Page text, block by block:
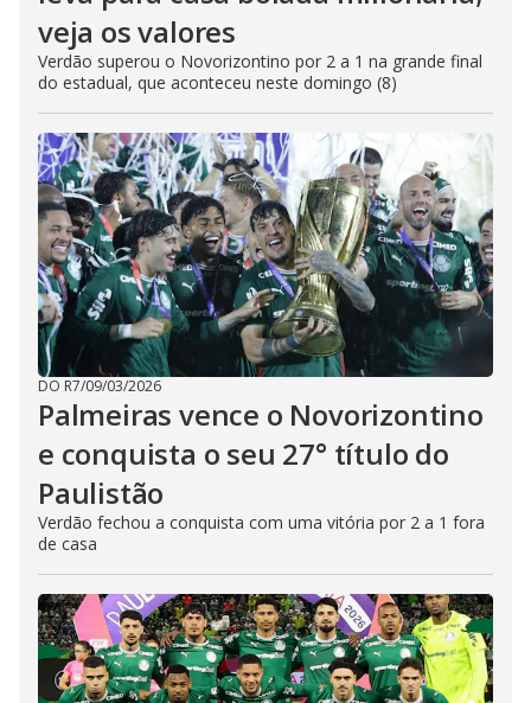
veja os valores
Verdão superou o Novorizontino por 2 a 1 na grande final
do estadual, que aconteceu neste domingo (8)
DO R7/09/03/2026
Palmeiras vence o Novorizontino
e conquista o seu 27° título do
Paulistão
Verdão fechou a conquista com uma vitória por 2 a 1 fora
de casa